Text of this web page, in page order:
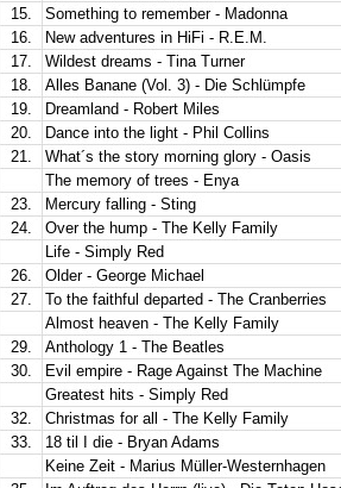
15.
Something to remember - Madonna
16.
New adventures in HiFi - R.E.M.
17.
Wildest dreams - Tina Turner
18.
Alles Banane (Vol. 3) - Die Schlümpfe
19.
Dreamland - Robert Miles
20.
Dance into the light - Phil Collins
21.
What´s the story morning glory - Oasis
The memory of trees - Enya
23.
Mercury falling - Sting
24.
Over the hump - The Kelly Family
Life - Simply Red
26.
Older - George Michael
27.
To the faithful departed - The Cranberries
Almost heaven - The Kelly Family
29.
Anthology 1 - The Beatles
30.
Evil empire - Rage Against The Machine
Greatest hits - Simply Red
32.
Christmas for all - The Kelly Family
33.
18 til I die - Bryan Adams
Keine Zeit - Marius Müller-Westernhagen